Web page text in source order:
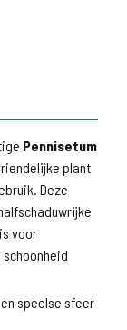
Pennisetum
plant
Deze
voor
speelse sfeer